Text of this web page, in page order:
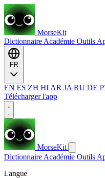
MorseKit
Dictionnaire Académie Outils
EN ES ZH HI AR JA RU DE
Télécharger l'app
MorseKit
Dictionnaire Académie Outils
Langue